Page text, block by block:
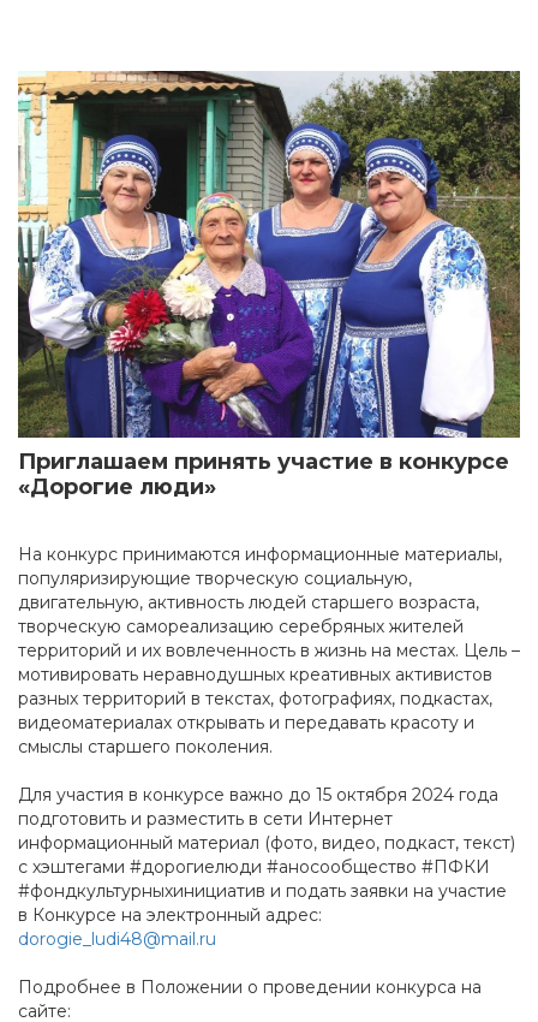
Приглашаем принять участие в конкурсе
«Дорогие люди»
На конкурс принимаются информационные материалы,
популяризирующие творческую социальную,
двигательную, активность людей старшего возраста,
творческую самореализацию серебряных жителей
территорий и их вовлеченность в жизнь на местах. Цель –
мотивировать неравнодушных креативных активистов
разных территорий в текстах, фотографиях, подкастах,
видеоматериалах открывать и передавать красоту и
смыслы старшего поколения.
Для участия в конкурсе важно до 15 октября 2024 года
подготовить и разместить в сети Интернет
информационный материал (фото, видео, подкаст, текст)
с хэштегами #дорогиелюди #аносообщество #ПФКИ
#фондкультурныхинициатив и подать заявки на участие
в Конкурсе на электронный адрес:
dorogie_ludi48@mail.ru
Подробнее в Положении о проведении конкурса на
сайте: